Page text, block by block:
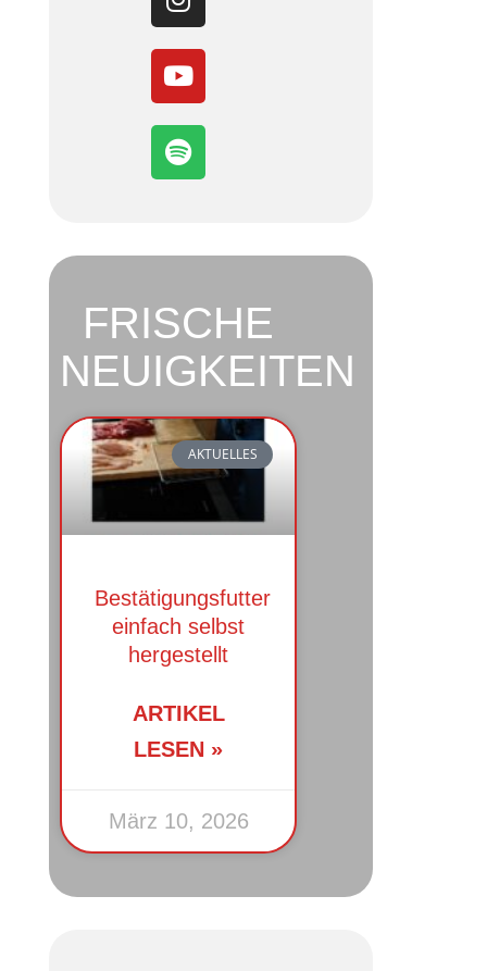
FRISCHE
NEUIGKEITEN
AKTUELLES
Bestätigungsfutter
einfach selbst
hergestellt
ARTIKEL
LESEN »
März 10, 2026